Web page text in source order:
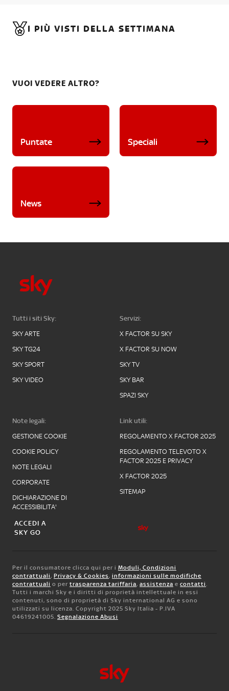
I PIÙ VISTI DELLA SETTIMANA
VUOI VEDERE ALTRO?
Puntate Speciali
News
Tutti i siti Sky:
SKY ARTE
SKY TG24
SKY SPORT
SKY VIDEO
Servizi:
X FACTOR SU SKY
X FACTOR SU NOW
SKY TV
SKY BAR
SPAZI SKY
Note legali:
GESTIONE COOKIE
COOKIE POLICY
NOTE LEGALI
CORPORATE
DICHIARAZIONE DI
ACCESSIBILITA'
Link utili:
REGOLAMENTO X FACTOR 2025
REGOLAMENTO TELEVOTO X
FACTOR 2025 E PRIVACY
X FACTOR 2025
SITEMAP
ACCEDI A
SKY GO
Per il consumatore clicca qui per i Moduli, Condizioni
contrattuali, Privacy & Cookies, informazioni sulle modifiche
contrattuali o per trasparenza tariffaria, assistenza e contatti.
Tutti i marchi Sky e i diritti di proprietà intellettuale in essi
contenuti, sono di proprietà di Sky international AG e sono
utilizzati su licenza. Copyright 2025 Sky Italia - P.IVA
04619241005. Segnalazione Abusi